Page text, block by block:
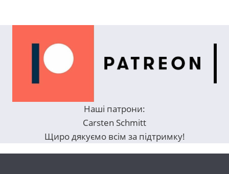
Наші патрони:
Carsten Schmitt
Щиро дякуємо всім за підтримку!